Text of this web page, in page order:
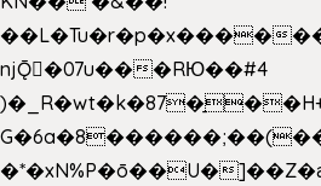
��L�Tu�r�p�x����
njǬ�07u���RЮ��#4
�*�xN%P�ō��U�